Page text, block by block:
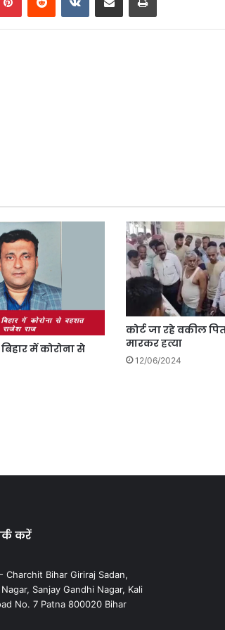
बिहार में कोरोना से
कोर्ट जा रहे वकील
मारकर हत्या
12/06/2024
करें
Charchit Bihar Giriraj Sadan,
Sanjay Gandhi Nagar, Kali
No. 7 Patna 800020 Bihar